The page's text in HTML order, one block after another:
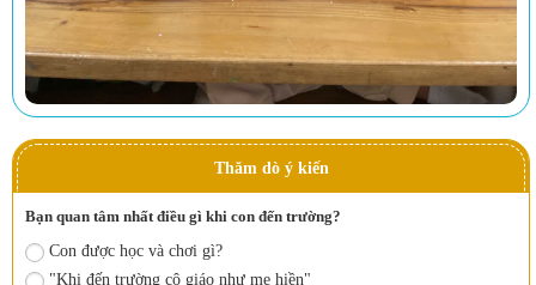
Thăm dò ý kiến
Bạn quan tâm nhất điều gì khi con đến trường?
Con được học và chơi gì?
"Khi đến trường cô giáo như mẹ hiền"